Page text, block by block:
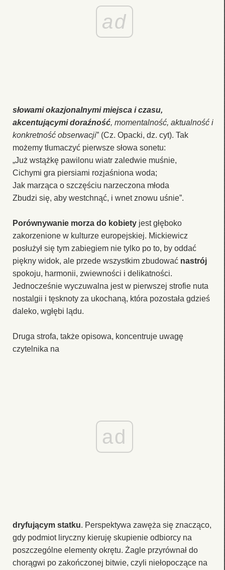
ad
słowami okazjonalnymi miejsca i czasu,
akcentującymi doraźność, momentalność, aktualność i
konkretność obserwacji” (Cz. Opacki, dz. cyt). Tak
możemy tłumaczyć pierwsze słowa sonetu:
„Już wstążkę pawilonu wiatr zaledwie muśnie,
Cichymi gra piersiami rozjaśniona woda;
Jak marząca o szczęściu narzeczona młoda
Zbudzi się, aby westchnąć, i wnet znowu uśnie”.
Porównywanie morza do kobiety jest głęboko
zakorzenione w kulturze europejskiej. Mickiewicz
posłużył się tym zabiegiem nie tylko po to, by oddać
piękny widok, ale przede wszystkim zbudować nastrój
spokoju, harmonii, zwiewności i delikatności.
Jednocześnie wyczuwalna jest w pierwszej strofie nuta
nostalgii i tęsknoty za ukochaną, która pozostała gdzieś
daleko, wgłębi lądu.
Druga strofa, także opisowa, koncentruje uwagę
czytelnika na
ad
dryfującym statku. Perspektywa zawęża się znacząco,
gdy podmiot liryczny kieruję skupienie odbiorcy na
poszczególne elementy okrętu. Żagle przyrównał do
chorągwi po zakończonej bitwie, czyli niełopoczące na